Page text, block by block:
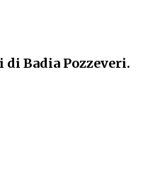
Badia Pozzeveri.